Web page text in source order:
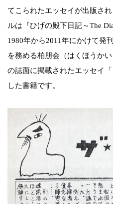
てこられたエッセイが出版さ
ルは『ひげの殿下日記～The
1980年から2011年にかけて発
を務める柏朋会（はくほうか
の誌面に掲載されたエッセイ
した書籍です。